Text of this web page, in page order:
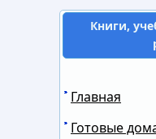
Книги,
Главная
Готовые